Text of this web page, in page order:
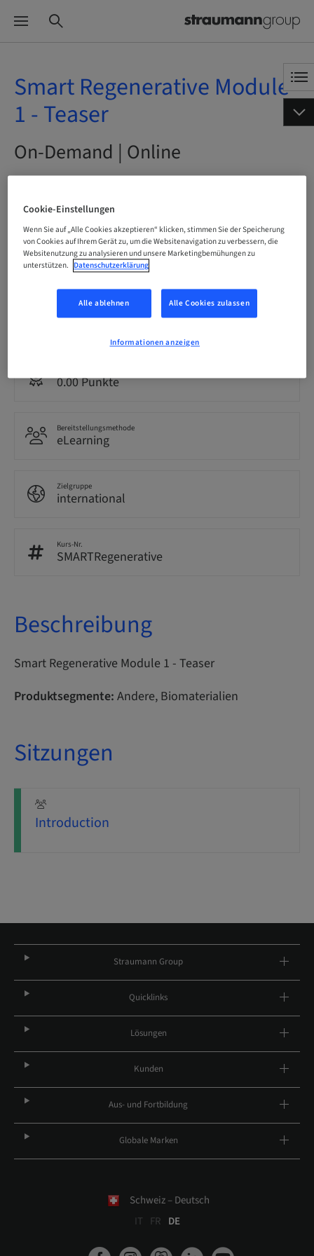
Smart Regenerative Module
1 - Teaser
On-Demand | Online
Status
buchbar
Englisch
0.00 Punkte
Bereitstellungsmethode
eLearning
Zielgruppe
international
Kurs-Nr.
SMARTRegenerative
Beschreibung
Smart Regenerative Module 1 - Teaser
Produktsegmente: Andere, Biomaterialien
Sitzungen
Introduction
Straumann Group
Quicklinks
Lösungen
Kunden
Aus- und Fortbildung
Globale Marken
Schweiz – Deutsch
IT
FR DE
Cookie-Einstellungen
Wenn Sie auf „Alle Cookies akzeptieren“ klicken, stimmen Sie der Speicherung
von Cookies auf Ihrem Gerät zu, um die Websitenavigation zu verbessern, die
Websitenutzung zu analysieren und unsere Marketingbemühungen zu
unterstützen. Datenschutzerklärung
Alle ablehnen Alle Cookies zulassen
Informationen anzeigen